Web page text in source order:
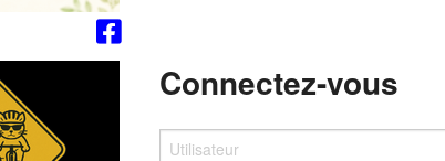
Connectez-vous